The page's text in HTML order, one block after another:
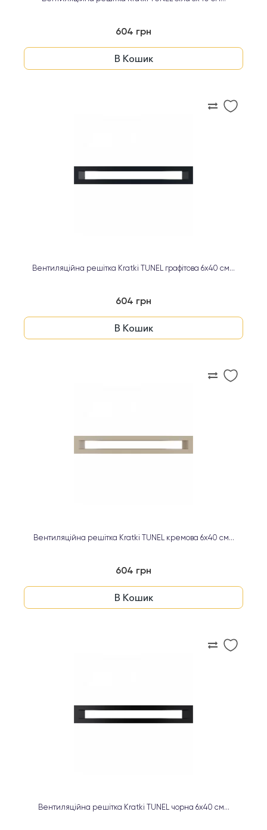
604 грн
В Кошик
Вентиляційна решітка Kratki TUNEL графітова 6х40 см...
604 грн
В Кошик
Вентиляційна решітка Kratki TUNEL кремова 6х40 см...
604 грн
В Кошик
Вентиляційна решітка Kratki TUNEL чорна 6х40 см...